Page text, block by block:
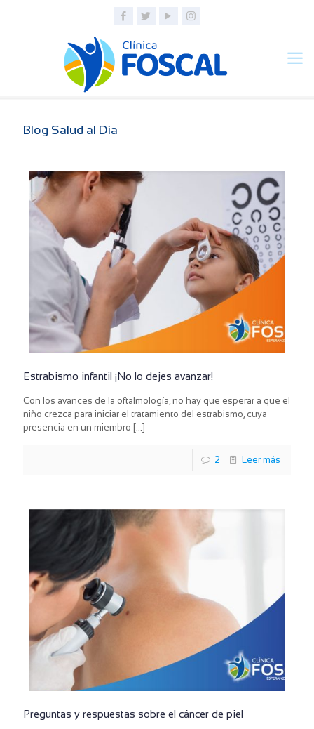
Blog Salud al Día
Estrabismo infantil ¡No lo dejes avanzar!
Con los avances de la oftalmología, no hay que esperar a que el
niño crezca para iniciar el tratamiento del estrabismo, cuya
presencia en un miembro […]
2 Leer más
Preguntas y respuestas sobre el cáncer de piel